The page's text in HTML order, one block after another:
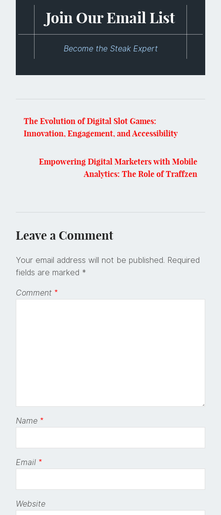
Join Our Email List
Become the Steak Expert
The Evolution of Digital Slot Games:
Innovation, Engagement, and Accessibility
Empowering Digital Marketers with Mobile
Analytics: The Role of Traffzen
Leave a Comment
Your email address will not be published. Required
fields are marked *
Comment *
Name *
Email *
Website